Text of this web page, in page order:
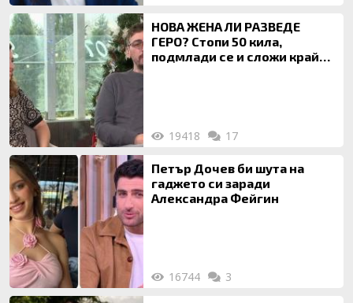
НОВА ЖЕНА ЛИ РАЗВЕДЕ
ГЕРО? Стопи 50 кила,
подмлади се и сложи край
19418 17
Петър Дочев би шута на
гаджето си заради
Александра Фейгин
16744 3